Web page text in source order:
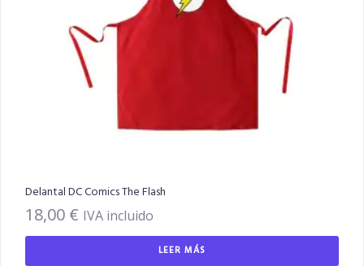
Delantal DC Comics The Flash
18,00 € IVA incluido
LEER MÁS